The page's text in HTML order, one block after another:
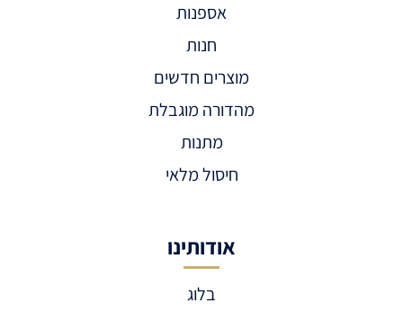
אספנות
חנות
מוצרים חדשים
מהדורה מוגבלת
מתנות
חיסול מלאי
אודותינו
בלוג